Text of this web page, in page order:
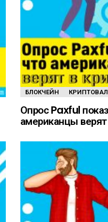
БЛОКЧЕЙН
Опрос Paxful
американцы